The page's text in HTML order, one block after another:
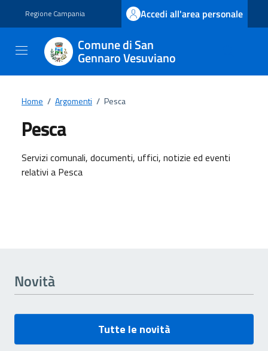
Regione Campania Accedi all'area personale
Comune di San
Gennaro Vesuviano
Home / Argomenti / Pesca
Pesca
Dettagli dell'argomento
Servizi comunali, documenti, uffici, notizie ed eventi
relativi a Pesca
Novità
Tutte le novità